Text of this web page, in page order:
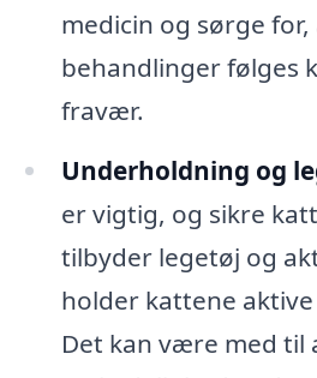
medicin og sørge
behandlinger følges
fravær.
Underholdning og
er vigtig, og sikre
tilbyder legetøj og
holder kattene
Det kan være med til